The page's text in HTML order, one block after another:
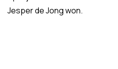
Jesper de Jong won.